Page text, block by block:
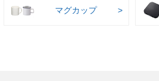
マグカップ